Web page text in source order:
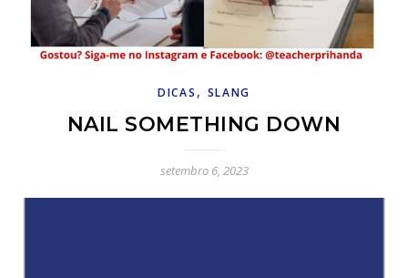
DICAS , SLANG
NAIL SOMETHING DOWN
setembro 6, 2023